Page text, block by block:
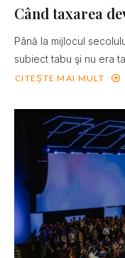
Când taxarea
Până la mijlocul
subiect tabu şi nu era
CITEȘTE MAI MULT